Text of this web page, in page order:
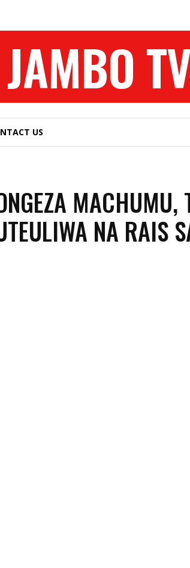
JAMBO TV
US
MACHUMU,
NA RAIS